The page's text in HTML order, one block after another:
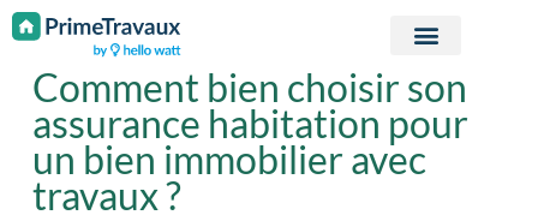
Passer au contenu
Comment bien choisir son
assurance habitation pour
un bien immobilier avec
travaux ?